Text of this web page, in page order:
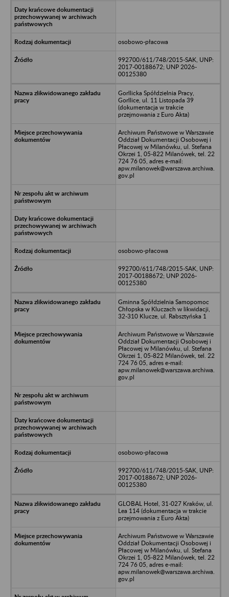
osobowo-płacowa
992700/611/748/2015-SAK, UNP:
2017-00188672; UNP 2026-
00125380
Gorllicka Spółdzielnia Pracy,
Gorllice, ul. 11 Listopada 39
(dokumentacja w trakcie
przejmowania z Euro Akta)
Archiwum Państwowe w Warszawie
Oddział Dokumentacji Osobowej i
Płacowej w Milanówku, ul. Stefana
Okrzei 1, 05-822 Milanówek, tel. 22
724 76 05, adres e-mail:
apw.milanowek@warszawa.archiwa.
gov.pl
osobowo-płacowa
992700/611/748/2015-SAK, UNP:
2017-00188672; UNP 2026-
00125380
Gminna Spółdzielnia Samopomoc
Chłopska w Kluczach w likwidacji,
32-310 Klucze, ul. Rabsztyńska 1
Archiwum Państwowe w Warszawie
Oddział Dokumentacji Osobowej i
Płacowej w Milanówku, ul. Stefana
Okrzei 1, 05-822 Milanówek, tel. 22
724 76 05, adres e-mail:
apw.milanowek@warszawa.archiwa.
gov.pl
osobowo-płacowa
992700/611/748/2015-SAK, UNP:
2017-00188672; UNP 2026-
00125380
GLOBAL Hotel, 31-027 Kraków, ul.
Lea 114 (dokumentacja w trakcie
przejmowania z Euro Akta)
Archiwum Państwowe w Warszawie
Oddział Dokumentacji Osobowej i
Płacowej w Milanówku, ul. Stefana
Okrzei 1, 05-822 Milanówek, tel. 22
724 76 05, adres e-mail:
apw.milanowek@warszawa.archiwa.
gov.pl